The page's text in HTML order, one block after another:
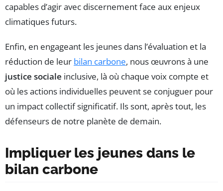
capables d’agir avec discernement face aux enjeux
climatiques futurs.
Enfin, en engageant les jeunes dans l’évaluation et la
réduction de leur bilan carbone, nous œuvrons à une
justice sociale inclusive, là où chaque voix compte et
où les actions individuelles peuvent se conjuguer pour
un impact collectif significatif. Ils sont, après tout, les
défenseurs de notre planète de demain.
Impliquer les jeunes dans le
bilan carbone